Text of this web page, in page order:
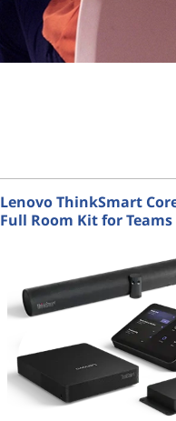
Lenovo ThinkSmart
Full Room Kit for Teams